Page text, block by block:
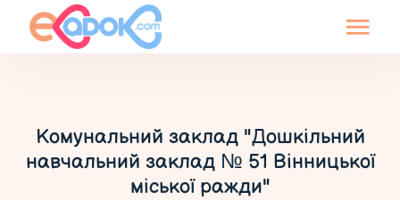
Комунальний заклад "Дошкільний
навчальний заклад № 51 Вінницької
міської ражди"